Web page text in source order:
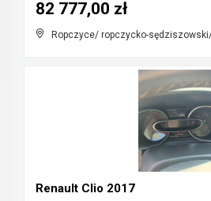
Ropczyce/ ropczycko-sędziszowski/
82 777,00 zł
Renault Clio 2017